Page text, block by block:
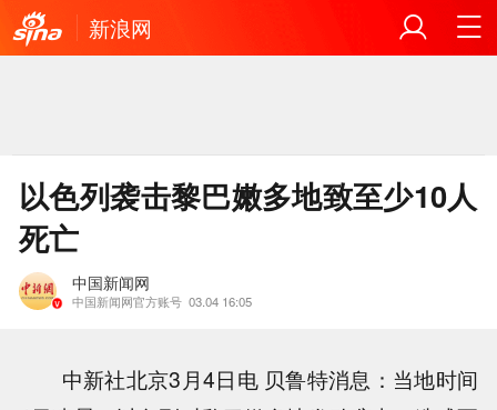
新浪网
以色列袭击黎巴嫩多地致至少10人
死亡
中国新闻网
中国新闻网官方账号 03.04 16:05
中新社北京3月4日电 贝鲁特消息：当地时间